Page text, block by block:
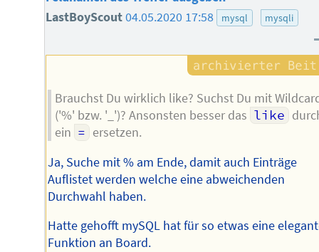
LastBoyScout04.05.2020 17:58 mysql mysqli
Brauchst Du wirklich like? Suchst Du mit
('%' bzw. '_')? Ansonsten besser das like
ein = ersetzen.
Ja, Suche mit % am Ende, damit auch Einträge
Auflistet werden welche eine abweichenden
Durchwahl haben.
Hatte gehofft mySQL hat für so etwas eine
Funktion an Board.